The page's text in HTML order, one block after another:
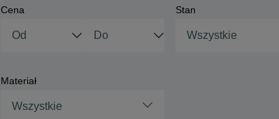
Cena Stan
Wszystkie
Materiał
Wszystkie